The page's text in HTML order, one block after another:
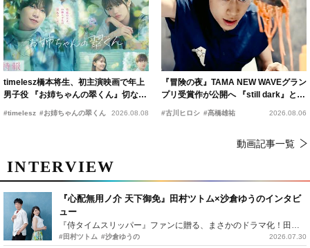
timelesz橋本将生、初主演映画で年上
男子役 『お姉ちゃんの翠くん』切ない
恋の幕開けを予感
#timelesz #お姉ちゃんの翠くん 2026.08.08
『冒険の夜』TAMA NEW WAVEグラン
プリ受賞作が公開へ 『still dark』と同
時上映決定
#古川ヒロシ #髙橋雄祐 2026.08.06
動画記事一覧
INTERVIEW
『心配無用ノ介 天下御免』田村ツトム×沙倉ゆうのインタビ
ュー
#田村ツトム #沙倉ゆうの 2026.07.30